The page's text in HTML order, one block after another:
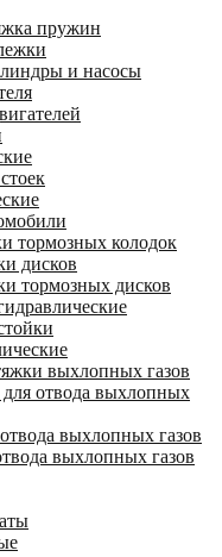
пружин
и насосы
тормозных колодок
дисков
тормозных дисков
выхлопных газов
отвода выхлопных
выхлопных газов
выхлопных газов